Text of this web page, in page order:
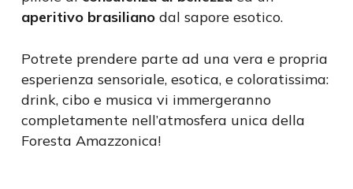
aperitivo brasilianodal sapore esotico.
Potrete prendere parte ad una vera e propria
esperienza sensoriale, esotica, e coloratissima:
drink, cibo e musica vi immergeranno
completamente nell’atmosfera unica della
Foresta Amazzonica!